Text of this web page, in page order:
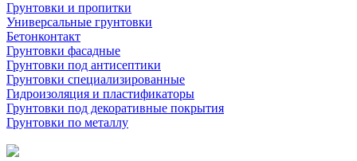
Грунтовки и пропитки
Универсальные грунтовки
Бетонконтакт
Грунтовки фасадные
Грунтовки под антисептики
Грунтовки специализированные
Гидроизоляция и пластификаторы
Грунтовки под декоративные покрытия
Грунтовки по металлу